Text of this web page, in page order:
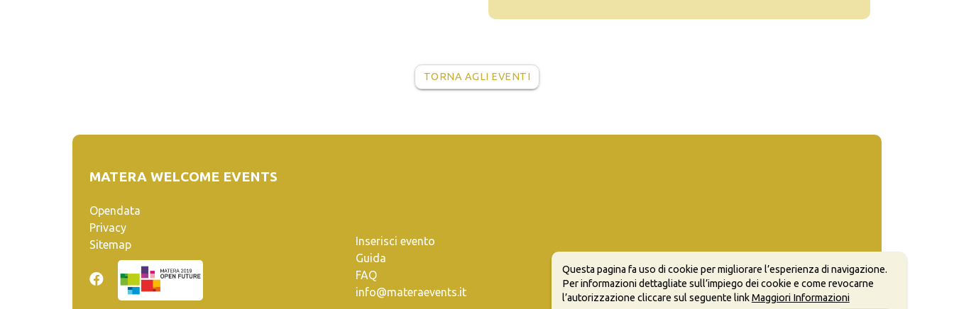
TORNA AGLI EVENTI
MATERA WELCOME EVENTS
Opendata
Privacy
Sitemap
Inserisci evento
Guida
FAQ
info@materaevents.it
Questa pagina fa uso di cookie per migliorare l’esperienza di navigazione.
Per informazioni dettagliate sull’impiego dei cookie e come revocarne
l’autorizzazione cliccare sul seguente linkMaggiori Informazioni